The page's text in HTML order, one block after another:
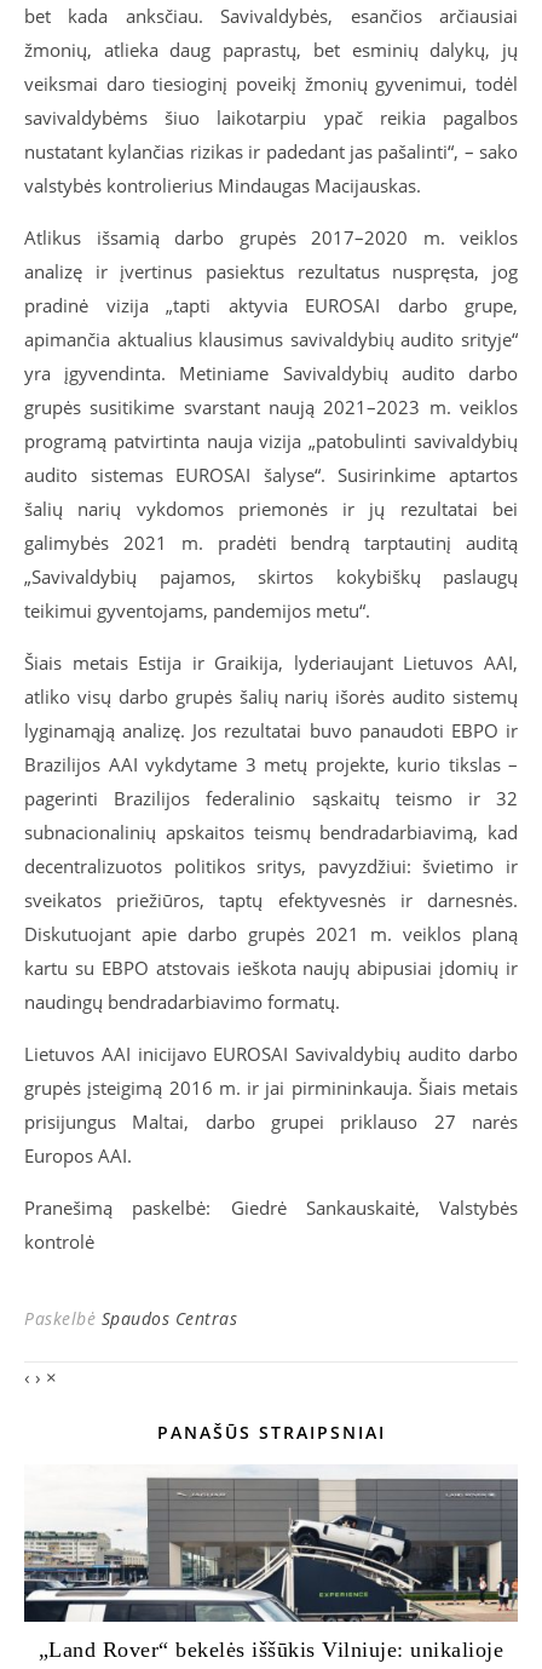
bet kada anksčiau. Savivaldybės, esančios arčiausiai
žmonių, atlieka daug paprastų, bet esminių dalykų, jų
veiksmai daro tiesioginį poveikį žmonių gyvenimui, todėl
savivaldybėms šiuo laikotarpiu ypač reikia pagalbos
nustatant kylančias rizikas ir padedant jas pašalinti“, – sako
valstybės kontrolierius Mindaugas Macijauskas.
Atlikus išsamią darbo grupės 2017–2020 m. veiklos
analizę ir įvertinus pasiektus rezultatus nuspręsta, jog
pradinė vizija „tapti aktyvia EUROSAI darbo grupe,
apimančia aktualius klausimus savivaldybių audito srityje“
yra įgyvendinta. Metiniame Savivaldybių audito darbo
grupės susitikime svarstant naują 2021–2023 m. veiklos
programą patvirtinta nauja vizija „patobulinti savivaldybių
audito sistemas EUROSAI šalyse“. Susirinkime aptartos
šalių narių vykdomos priemonės ir jų rezultatai bei
galimybės 2021 m. pradėti bendrą tarptautinį auditą
„Savivaldybių pajamos, skirtos kokybiškų paslaugų
teikimui gyventojams, pandemijos metu“.
Šiais metais Estija ir Graikija, lyderiaujant Lietuvos AAI,
atliko visų darbo grupės šalių narių išorės audito sistemų
lyginamąją analizę. Jos rezultatai buvo panaudoti EBPO ir
Brazilijos AAI vykdytame 3 metų projekte, kurio tikslas –
pagerinti Brazilijos federalinio sąskaitų teismo ir 32
subnacionalinių apskaitos teismų bendradarbiavimą, kad
decentralizuotos politikos sritys, pavyzdžiui: švietimo ir
sveikatos priežiūros, taptų efektyvesnės ir darnesnės.
Diskutuojant apie darbo grupės 2021 m. veiklos planą
kartu su EBPO atstovais ieškota naujų abipusiai įdomių ir
naudingų bendradarbiavimo formatų.
Lietuvos AAI inicijavo EUROSAI Savivaldybių audito darbo
grupės įsteigimą 2016 m. ir jai pirmininkauja. Šiais metais
prisijungus Maltai, darbo grupei priklauso 27 narės
Europos AAI.
Pranešimą paskelbė: Giedrė Sankauskaitė, Valstybės
kontrolė
Paskelbė Spaudos Centras
‹ › ×
PANAŠŪS STRAIPSNIAI
„Land Rover“ bekelės iššūkis Vilniuje: unikalioje